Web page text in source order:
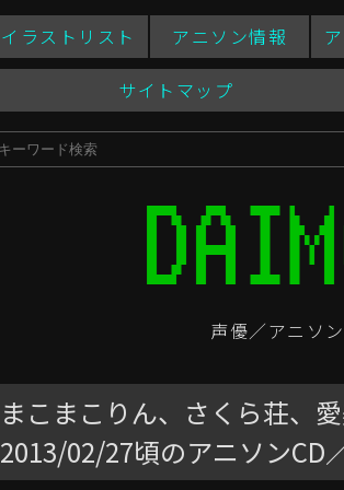
イラストリスト アニソン情報
サイトマップ
声優／アニソ
まこまこりん、さくら荘、
2013/02/27頃のアニソンCD